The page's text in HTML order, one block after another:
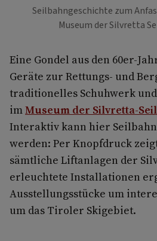
Seilbahngeschichte zum
Museum der Silvretta
Eine Gondel aus den 60er-
Geräte zur Rettungs- und
traditionelles Schuhwerk
imMuseum der Silvretta-
Interaktiv kann hier
werden: Per Knopfdruck
sämtliche Liftanlagen der
erleuchtete Installationen
Ausstellungsstücke um
um das Tiroler Skigebiet.